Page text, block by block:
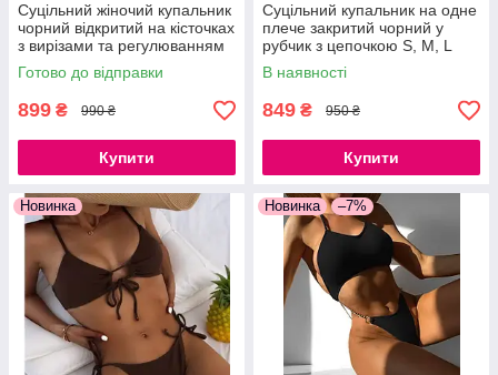
Суцільний жіночий купальник
чорний відкритий на кісточках
з вирізами та регулюванням
на стегнах M, L
Готово до відправки
899 ₴ 990 ₴
Купити
Суцільний купальник на одне
плече закритий чорний у
рубчик з цепочкою S, M, L
В наявності
849 ₴ 950 ₴
Купити
Новинка Новинка –7%